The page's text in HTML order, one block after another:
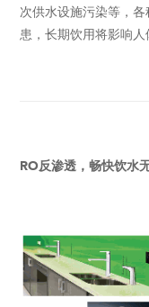
次供水设施污染等，
患，长期饮用将影响人
RO反渗透，畅快饮水